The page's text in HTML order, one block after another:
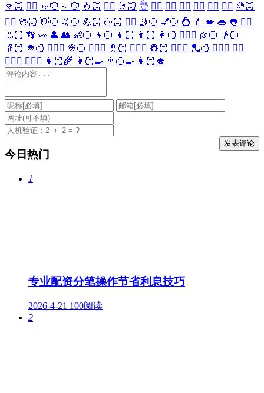
👊🏻 ✊🏻 🤛🏻 🤜🏻 🤞🏻 ✌🏻 🤘🏻 👌 👈🏻 👉🏻 👆🏻 👇🏻 ☝🏻 ✋🏻 🤚🏻
🖐🏻 🖖🏻 👋🏻 🤙🏻 💪🏻 🖕🏻 ✍🏻 🤳🏻 💅🏻 💍 💄 💋 👄 👅 👂🏻
👃🏻 👣 👀 👤 👥 👶🏻 👦🏻 👧🏻 👨🏻 👩🏻 👱🏻‍♀️ 👱🏻
👴🏻
👵🏻 👲🏻 👳🏻‍♀️ 👳🏻 👮🏻‍♀️ 👮🏻 👷🏻‍♀️ 👷🏻 💂🏻‍♀️ 💂🏻 🕵🏻‍♀️ 🕵🏻
👩🏻‍⚕️ 👨🏻‍⚕️ 👩🏻‍🌾 👩🏻‍🍳 👨🏻‍🍳 👩🏻‍🎓
今日热门
1
专业配资分笔操作节省利息技巧
2026-4-21 100阅读
2